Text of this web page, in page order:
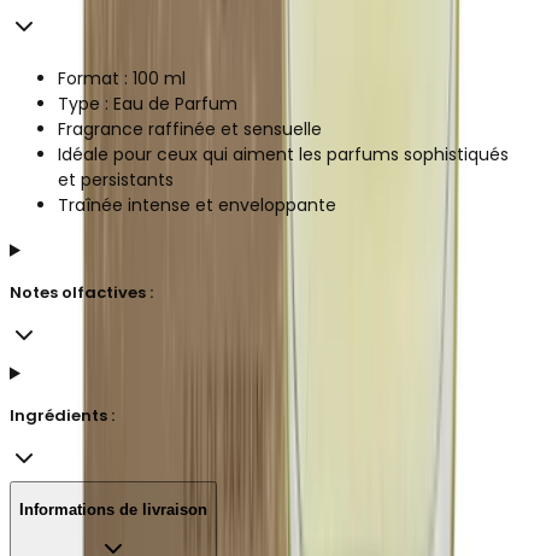
Format : 100 ml
Type : Eau de Parfum
Fragrance raffinée et sensuelle
Idéale pour ceux qui aiment les parfums sophistiqués
et persistants
Traînée intense et enveloppante
Notes olfactives :
Ingrédients :
Informations de livraison